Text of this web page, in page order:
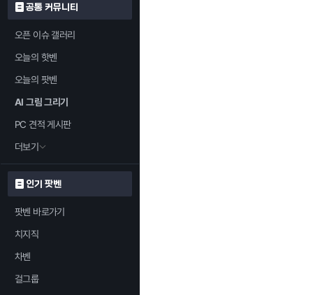
공통 커뮤니티
오픈 이슈 갤러리
오늘의 핫벤
오늘의 팟벤
AI 그림 그리기
PC 견적 게시판
더보기
인기 팟벤
팟벤 바로가기
치지직
차벤
걸그룹